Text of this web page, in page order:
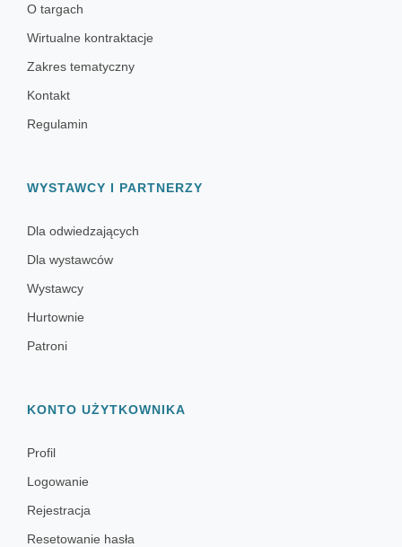
O targach
Wirtualne kontraktacje
Zakres tematyczny
Kontakt
Regulamin
WYSTAWCY I PARTNERZY
Dla odwiedzających
Dla wystawców
Wystawcy
Hurtownie
Patroni
KONTO UŻYTKOWNIKA
Profil
Logowanie
Rejestracja
Resetowanie hasła